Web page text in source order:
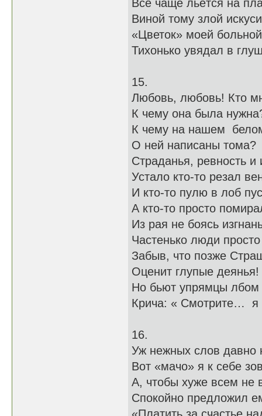
Всё чаще льётся на
Виной тому злой
«Цветок» моей
Тихонько увядал в
15.
Любовь, любовь! Кто
К чему она была
К чему на нашем
О ней написаны тома?
Страданья, ревность и
Устало кто-то резал
И кто-то пулю в лоб
А кто-то просто
Из рая не боясь
Частенько люди просто
Забыв, что позже
Оценит глупые деянья!
Но бьют упрямцы лбом
Крича: « Смотрите… я
16.
Уж нежных слов давно
Вот «мачо» я к себе
А, чтобы хуже всем не
Спокойно предложил